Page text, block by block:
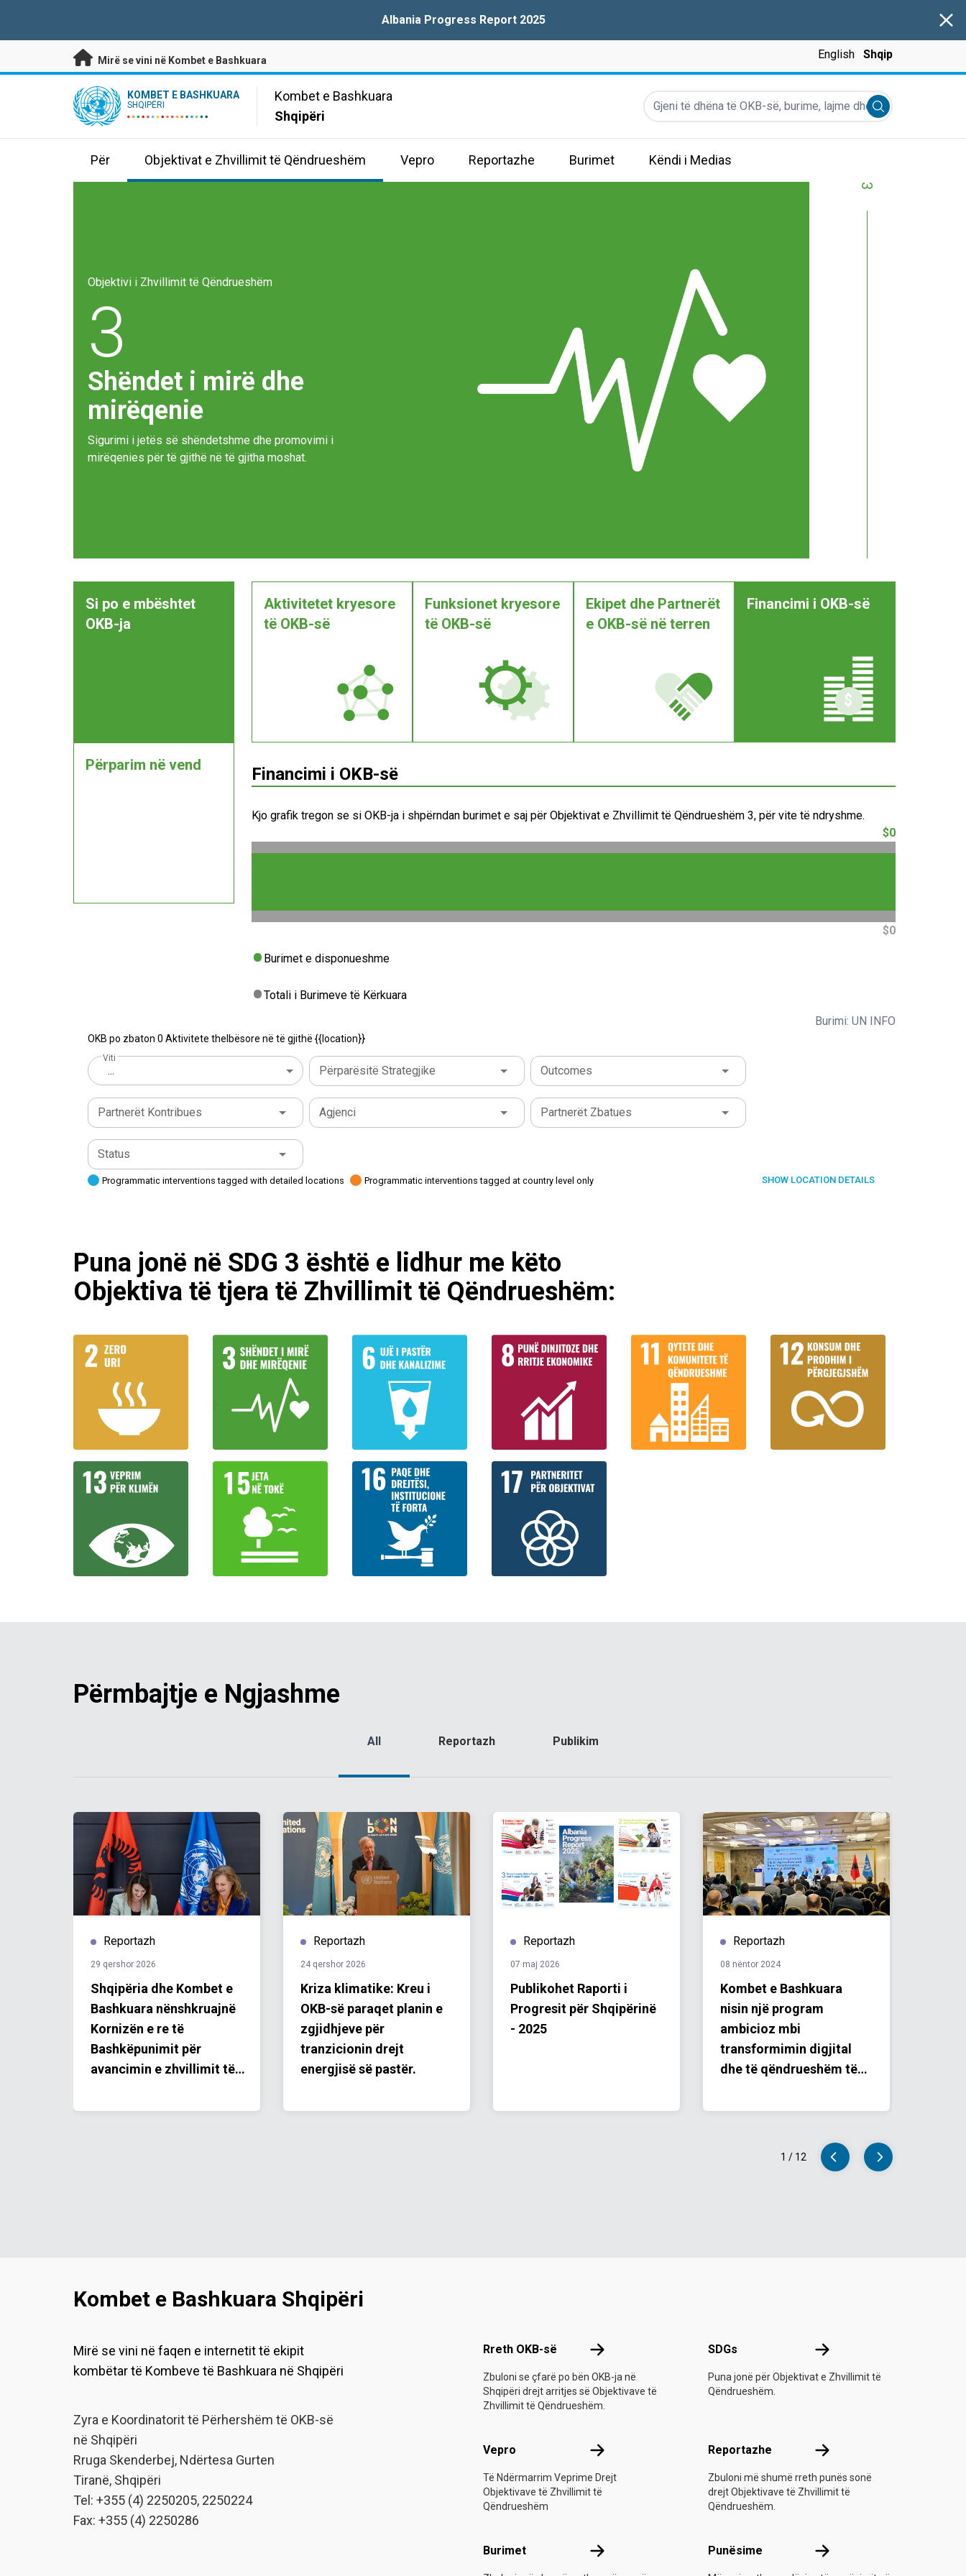
Albania Progress Report 2025
Mirë se vini në Kombet e Bashkuara English Shqip
UN Logo KOMBET E BASHKUARA
SHQIPËRI
Kombet e Bashkuara
Shqipëri
Gjeni të dhëna të OKB-së, burime, lajme dhe më shumë...
Submit search
Për Objektivat e Zhvillimit të Qëndrueshëm Vepro Reportazhe Burimet Këndi i Medias
Objektivi i Zhvillimit të Qëndrueshëm
3
Shëndet i mirë dhe
mirëqenie
Sigurimi i jetës së shëndetshme dhe promovimi i
mirëqenies për të gjithë në të gjitha moshat.
3
Si po e mbështet
OKB-ja
Përparim në vend
Aktivitetet kryesore
të OKB-së
Funksionet kryesore
të OKB-së
Ekipet dhe Partnerët
e OKB-së në terren
Financimi i OKB-së
Financimi i OKB-së
Kjo grafik tregon se si OKB-ja i shpërndan burimet e saj për Objektivat e Zhvillimit të Qëndrueshëm 3, për vite të ndryshme.
$0
$0
Burimet e disponueshme
Totali i Burimeve të Kërkuara
Burimi: UN INFO
OKB po zbaton 0 Aktivitete thelbësore në të gjithë {{location}}
Viti
... Përparësitë Strategjike Outcomes
Partnerët Kontribues Agjenci Partnerët Zbatues
Status
Programmatic interventions tagged with detailed locations Programmatic interventions tagged at country level only SHOW LOCATION DETAILS
Puna jonë në SDG 3 është e lidhur me këto
Objektiva të tjera të Zhvillimit të Qëndrueshëm:
Përmbajtje e Ngjashme
All Reportazh Publikim
Reportazh
29 qershor 2026
Shqipëria dhe Kombet e
Bashkuara nënshkruajnë
Kornizën e re të
Bashkëpunimit për
avancimin e zhvillimit të
prioriteteve kombëtare
Reportazh
24 qershor 2026
Kriza klimatike: Kreu i
OKB-së paraqet planin e
zgjidhjeve për
tranzicionin drejt
energjisë së pastër.
Reportazh
07 maj 2026
Publikohet Raporti i
Progresit për Shqipërinë
- 2025
Reportazh
08 nëntor 2024
Kombet e Bashkuara
nisin një program
ambicioz mbi
transformimin digjital
dhe të qëndrueshëm të
1 / 12
Kombet e Bashkuara Shqipëri
Mirë se vini në faqen e internetit të ekipit
kombëtar të Kombeve të Bashkuara në Shqipëri
Zyra e Koordinatorit të Përhershëm të OKB-së
në Shqipëri
Rruga Skenderbej, Ndërtesa Gurten
Tiranë, Shqipëri
Tel: +355 (4) 2250205, 2250224
Fax: +355 (4) 2250286
Rreth OKB-së Rreth OKB-së
Zbuloni se çfarë po bën OKB-ja në
Shqipëri drejt arritjes së Objektivave të
Zhvillimit të Qëndrueshëm.
SDGs SDGs
Puna jonë për Objektivat e Zhvillimit të
Qëndrueshëm.
Vepro Vepro
Të Ndërmarrim Veprime Drejt
Objektivave të Zhvillimit të
Qëndrueshëm
Reportazhe Reportazhe
Zbuloni më shumë rreth punës sonë
drejt Objektivave të Zhvillimit të
Qëndrueshëm.
Burimet Burimet Punësime Punësime